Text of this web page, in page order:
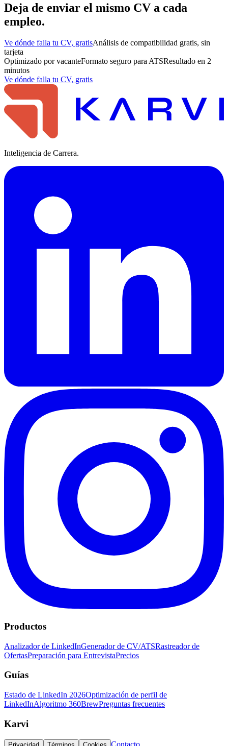
Deja de enviar el mismo CV a cada
empleo.
Ve dónde falla tu CV, gratisAnálisis de compatibilidad gratis, sin
tarjeta
Optimizado por vacanteFormato seguro para ATSResultado en 2
minutos
Ve dónde falla tu CV, gratis
Inteligencia de Carrera.
Productos
Analizador de LinkedInGenerador de CV/ATSRastreador de
OfertasPreparación para EntrevistaPrecios
Guías
Estado de LinkedIn 2026Optimización de perfil de
LinkedInAlgoritmo 360BrewPreguntas frecuentes
Karvi
Privacidad Términos Cookies Contacto